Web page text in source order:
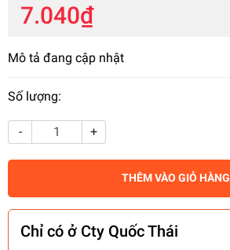
7.040₫
Mô tả đang cập nhật
Số lượng:
- +
THÊM VÀO GIỎ HÀNG
Chỉ có ở Cty Quốc Thái